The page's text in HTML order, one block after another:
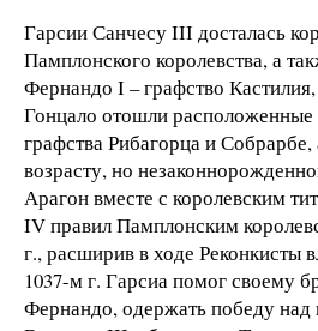
Гарсии Санчесу III досталась
Памплонского королевства, а
Фернандо I – графство
Гонцало отошли расположенные
графства Рибагорца и
возрасту, но
Арагон вместе с королевским
IV правил Памплонским
г., расширив в ходе Реконкисты
1037-м г. Гарсиа помог своему
Фернандо, одержать победу